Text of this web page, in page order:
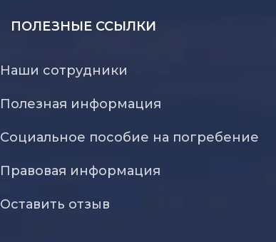
ПОЛЕЗНЫЕ ССЫЛКИ
Наши сотрудники
Полезная информация
Социальное пособие на погребение
Правовая информация
Оставить отзыв